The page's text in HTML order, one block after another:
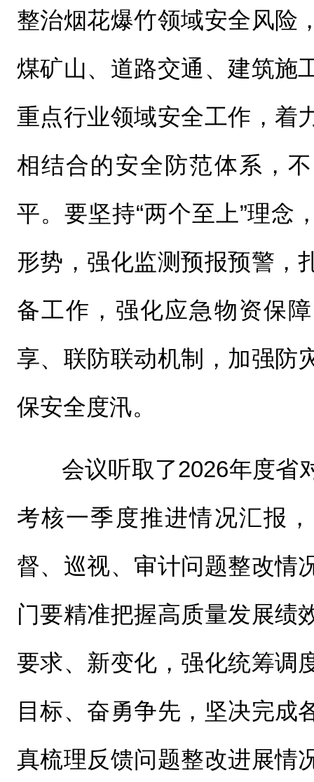
整治烟花爆竹领域安全风险
煤矿山、道路交通、建筑施
重点行业领域安全工作，着
相结合的安全防范体系，
平。要坚持“两个至上”理念
形势，强化监测预报预警，
备工作，强化应急物资保
享、联防联动机制，加强防
保安全度汛。
会议听取了2026年度省
考核一季度推进情况汇报
督、巡视、审计问题整改情
门要精准把握高质量发展绩
要求、新变化，强化统筹调
目标、奋勇争先，坚决完成
真梳理反馈问题整改进展情